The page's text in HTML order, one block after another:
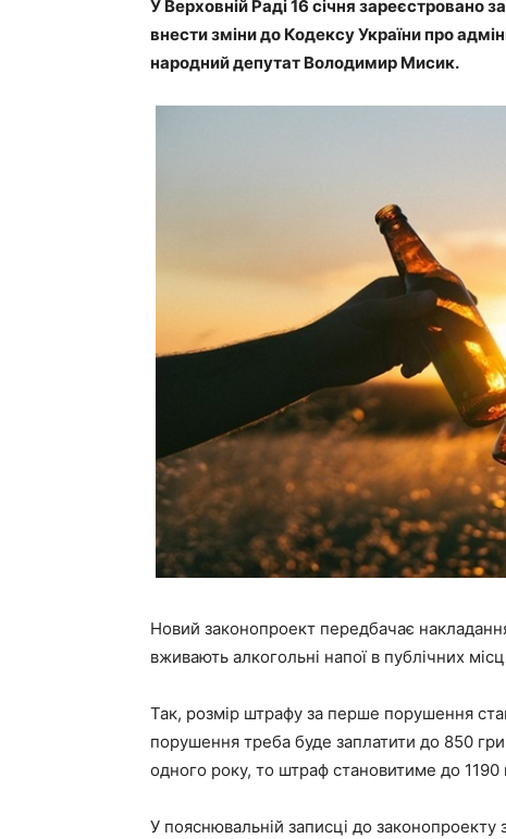
У Верховній Раді 16 січня зареєстровано
внести зміни до Кодексу України про
народний депутат Володимир Мисик.
Новий законопроект передбачає
вживають алкогольні напої в публічних
Так, розмір штрафу за перше порушення
порушення треба буде заплатити до 850
одного року, то штраф становитиме до 1190
У пояснювальній записці до